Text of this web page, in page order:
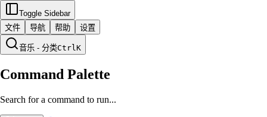
Toggle Sidebar
文件
导航 帮助 设置
音乐 - 分类CtrlK
Command Palette
Search for a command to run...